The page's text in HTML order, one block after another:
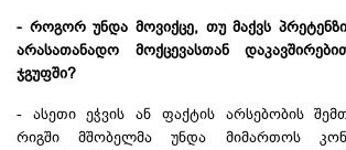
- როგორ უნდა მოვიქცე, თუ მაქვს
არასათანადო მოქცევასთან
ჯგუფში?
- ასეთი ეჭვის ან ფაქტის არსებობის
რიგში მშობელმა უნდა მიმართოს